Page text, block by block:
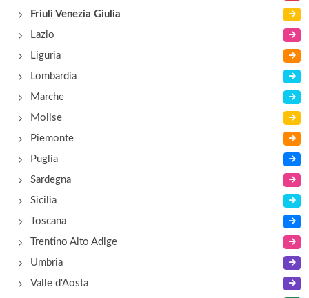
Friuli Venezia Giulia
Lazio
Liguria
Lombardia
Marche
Molise
Piemonte
Puglia
Sardegna
Sicilia
Toscana
Trentino Alto Adige
Umbria
Valle d'Aosta